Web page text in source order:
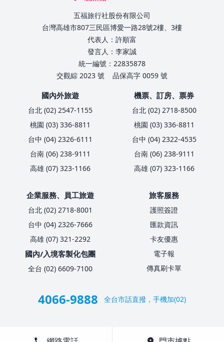
五福旅行社股份有限公司
台灣高雄市807三民區博愛一路28號2樓、3樓
代表人：許順富
發言人：李家誠
統一編號：22835878
交觀綜 2023 號
品保高字 0059 號
國內外旅遊
台北 (02) 2547-1155
桃園 (03) 336-8811
台中 (04) 2326-6111
台南 (06) 238-9111
高雄 (07) 323-1166
機票、訂房、票券
台北 (02) 2718-8500
桃園 (03) 336-8811
台中 (04) 2322-4535
台南 (06) 238-9111
高雄 (07) 323-1166
企業服務、員工旅遊
台北 (02) 2718-8001
台中 (04) 2326-7666
高雄 (07) 321-2292
國內/入境客製化包團
全台 (02) 6609-7100
旅客服務
護照簽證
匯款資訊
卡友優惠
電子報
傳真刷卡單
4066-9888 全台市話直撥，手機加(02)